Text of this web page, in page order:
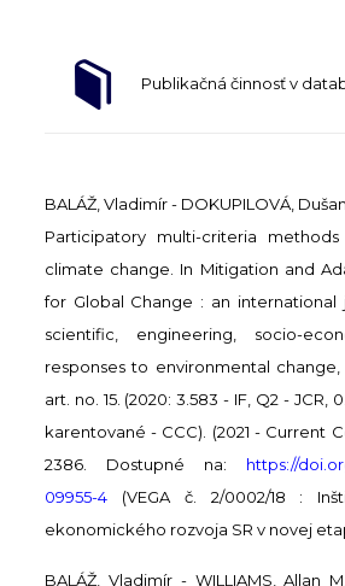
Publikačná činnosť v
BALÁŽ, Vladimír - DOKUPILOVÁ,
Participatory multi-criteria
climate change. In Mitigation and
for Global Change : an
scientific, engineering, socio-
responses to environmental change,
art. no. 15. (2020: 3.583 - IF, Q2 - JCR,
karentované - CCC). (2021 - Current
2386. Dostupné na: https://
09955-4(VEGA č. 2/0002/18 :
ekonomického rozvoja SR v novej
BALÁŽ, Vladimír - WILLIAMS, Allan